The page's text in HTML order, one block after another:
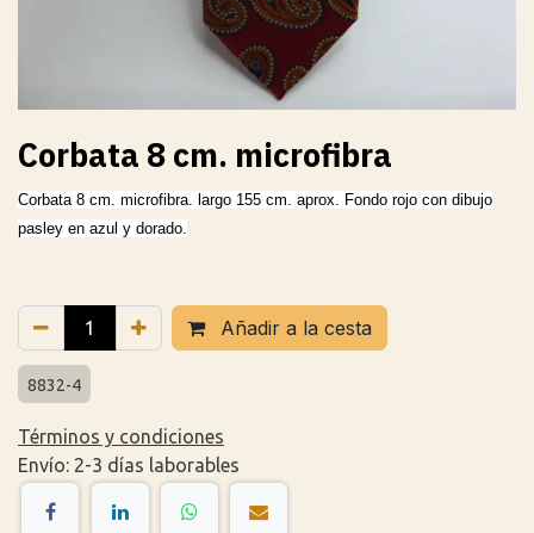
Corbata 8 cm. microfibra
Corbata 8 cm. microfibra. largo 155 cm. aprox. Fondo rojo con dibujo
pasley en azul y dorado.
Añadir a la cesta
8832-4
Términos y condiciones
Envío: 2-3 días laborables